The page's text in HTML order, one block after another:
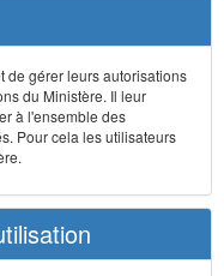
de gérer leurs autorisations
du Ministère. Il leur
à l'ensemble des
Pour cela les utilisateurs